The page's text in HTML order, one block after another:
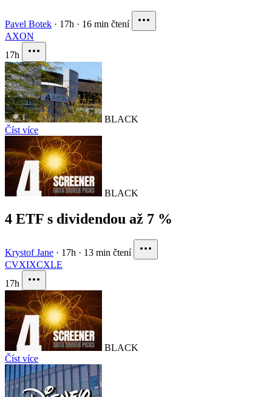
Pavel Botek · 17h · 16 min čtení
AXON
17h
BLACK
Číst více
BLACK
4 ETF s dividendou až 7 %
Krystof Jane · 17h · 13 min čtení
CVXIXCXLE
17h
BLACK
Číst více